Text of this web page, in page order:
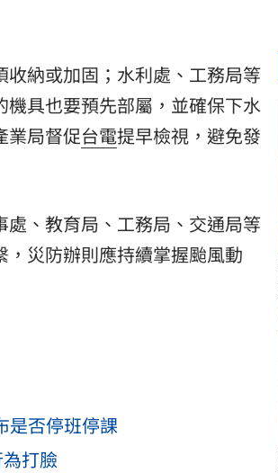
納或加固；水利處、工務局等
具也要預先部屬，並確保下水
業局督促台電提早檢視，避免發
、教育局、工務局、交通局等
災防辦則應持續掌握颱風動
是否停班停課
打臉